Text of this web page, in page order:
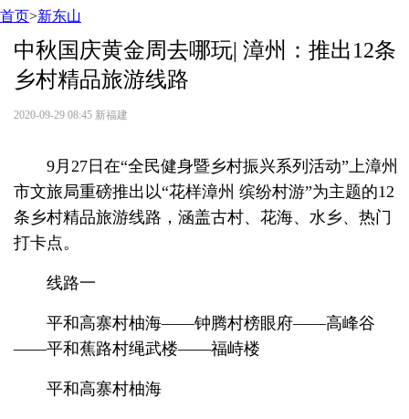
首页>新东山
中秋国庆黄金周去哪玩| 漳州：推出12条
乡村精品旅游线路
2020-09-29 08:45 新福建
9月27日在“全民健身暨乡村振兴系列活动”上漳州
市文旅局重磅推出以“花样漳州 缤纷村游”为主题的12
条乡村精品旅游线路，涵盖古村、花海、水乡、热门
打卡点。
线路一
平和高寨村柚海——钟腾村榜眼府——高峰谷
——平和蕉路村绳武楼——福峙楼
平和高寨村柚海